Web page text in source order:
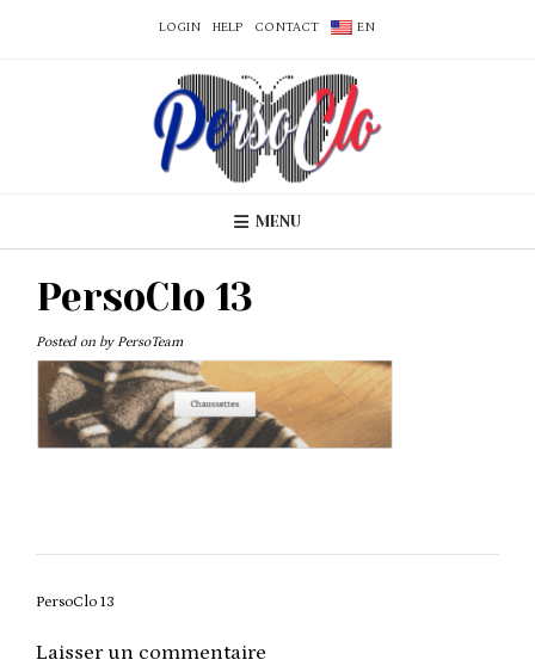
LOGIN HELP CONTACT EN
MENU
PersoClo 13
Posted on by PersoTeam
Post
PersoClo 13
Laisser un commentaire